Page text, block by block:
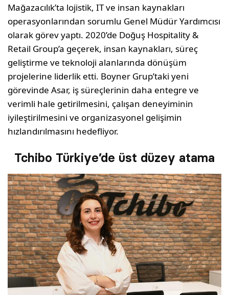
Mağazacılık’ta lojistik, IT ve insan kaynakları
operasyonlarından sorumlu Genel Müdür Yardımcısı
olarak görev yaptı. 2020’de Doğuş Hospitality &
Retail Group’a geçerek, insan kaynakları, süreç
geliştirme ve teknoloji alanlarında dönüşüm
projelerine liderlik etti. Boyner Grup’taki yeni
görevinde Asar, iş süreçlerinin daha entegre ve
verimli hale getirilmesini, çalışan deneyiminin
iyileştirilmesini ve organizasyonel gelişimin
hızlandırılmasını hedefliyor.
Tchibo Türkiye’de üst düzey atama